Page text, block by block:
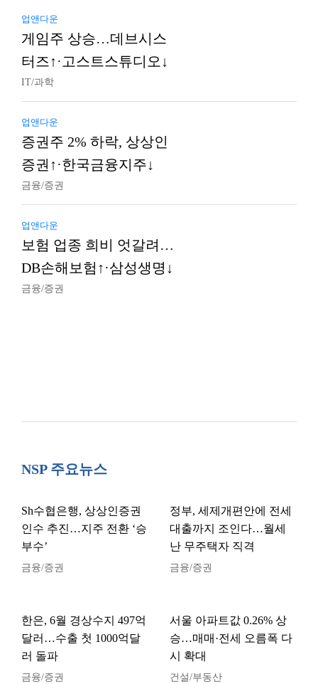
업앤다운
게임주 상승…데브시스
터즈↑·고스트스튜디오↓
IT/과학
업앤다운
증권주 2% 하락, 상상인
증권↑·한국금융지주↓
금융/증권
업앤다운
보험 업종 희비 엇갈려…
DB손해보험↑·삼성생명↓
금융/증권
NSP 주요뉴스
Sh수협은행, 상상인증권
인수 추진…지주 전환 ‘승
부수’
금융/증권
정부, 세제개편안에 전세
대출까지 조인다…월세
난 무주택자 직격
금융/증권
한은, 6월 경상수지 497억
달러…수출 첫 1000억달
러 돌파
금융/증권
서울 아파트값 0.26% 상
승…매매·전세 오름폭 다
시 확대
건설/부동산